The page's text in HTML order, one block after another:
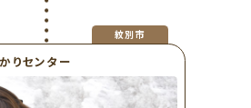
紋別市
りセンター